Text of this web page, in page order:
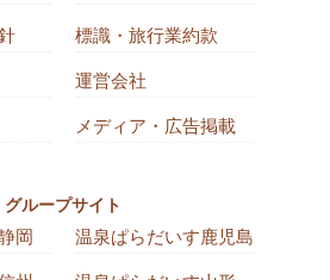
標識・旅行業約款
運営会社
メディア・広告掲載
グループサイト
岡 温泉ぱらだいす鹿児島